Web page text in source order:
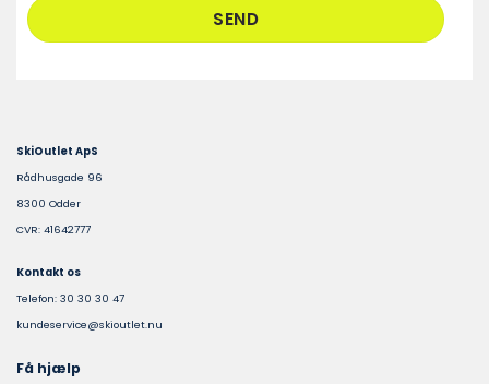
SkiOutlet ApS
Rådhusgade 96
8300 Odder
CVR: 41642777
Kontakt os
Telefon: 30 30 30 47
kundeservice@skioutlet.nu
Få hjælp